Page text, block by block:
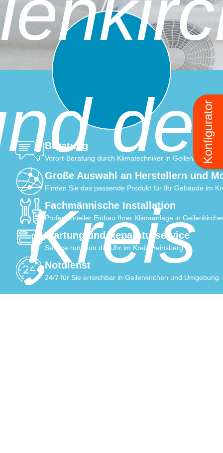
Beratung
Vorort-Beratung durch Klimatechniker in Geilenkirchen
Große Auswahl an Herstellern und
Finden Sie das passende Produkt für Ihr Gebäude im
Fachmännische Installation
Professioneller Einbau Ihrer Klimaanlage in
Wartung und Reparaturservice
Service rund um die Uhr im Kreis Heinsberg
Notdienst
24/7 für Sie erreichbar in Geilenkirchen und Umgebung
Kreis
Konfigurator